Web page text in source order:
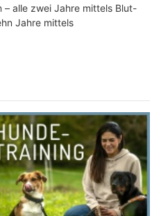
– alle zwei Jahre mittels Blut-
Jahre mittels